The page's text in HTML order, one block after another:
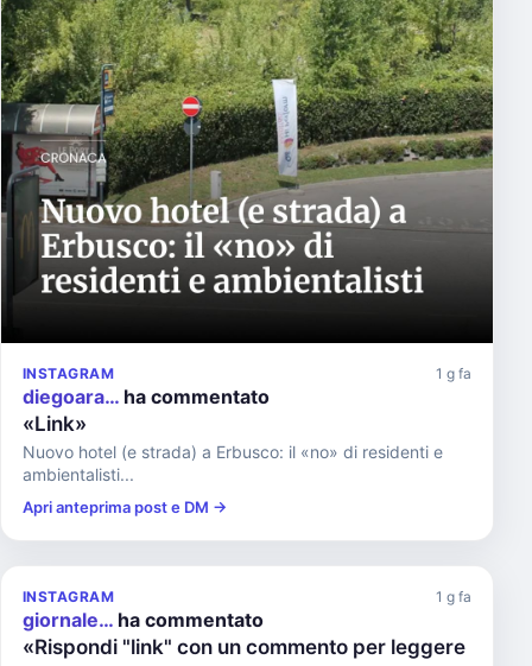
INSTAGRAM 1 g fa
diegoara… ha commentato
«Link»
Nuovo hotel (e strada) a Erbusco: il «no» di residenti e
ambientalisti...
Apri anteprima post e DM →
INSTAGRAM 1 g fa
giornale… ha commentato
«Rispondi "link" con un commento per leggere